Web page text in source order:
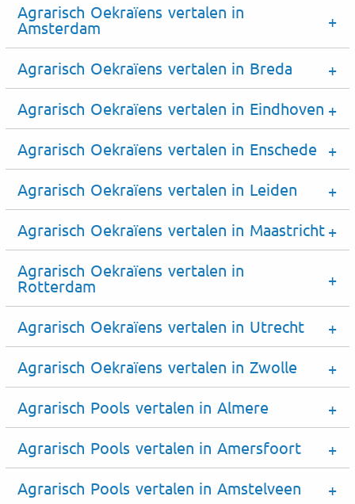
Agrarisch Oekraïens vertalen in
Amsterdam
Agrarisch Oekraïens vertalen in Breda
Agrarisch Oekraïens vertalen in Eindhoven
Agrarisch Oekraïens vertalen in Enschede
Agrarisch Oekraïens vertalen in Leiden
Agrarisch Oekraïens vertalen in Maastricht
Agrarisch Oekraïens vertalen in
Rotterdam
Agrarisch Oekraïens vertalen in Utrecht
Agrarisch Oekraïens vertalen in Zwolle
Agrarisch Pools vertalen in Almere
Agrarisch Pools vertalen in Amersfoort
Agrarisch Pools vertalen in Amstelveen